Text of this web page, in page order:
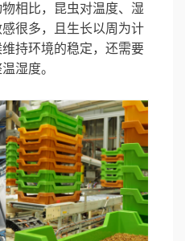
相比，昆虫对温度、湿
很多，且生长以周为计
持环境的稳定，还需要
湿度。